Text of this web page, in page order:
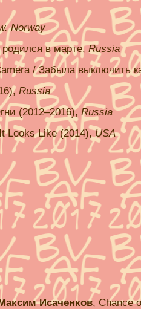
Norway
родился в марте,Russia
/ Забыла выключить
Russia
(2012–2016), Russia
Looks Like (2014),USA
Исаченков, Chance